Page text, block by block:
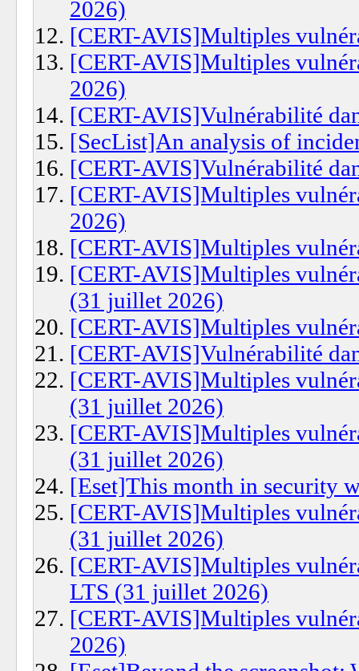
2026)
[CERT-AVIS]Multiples
[CERT-AVIS]Multiples
2026)
[CERT-AVIS]Vulnérabilité
[SecList]An analysis of
[CERT-AVIS]Vulnérabilité
[CERT-AVIS]Multiples
2026)
[CERT-AVIS]Multiples
[CERT-AVIS]Multiples
(31 juillet 2026)
[CERT-AVIS]Multiples
[CERT-AVIS]Vulnérabilité
[CERT-AVIS]Multiples
(31 juillet 2026)
[CERT-AVIS]Multiples
(31 juillet 2026)
[Eset]This month in security
[CERT-AVIS]Multiples
(31 juillet 2026)
[CERT-AVIS]Multiples
LTS (31 juillet 2026)
[CERT-AVIS]Multiples
2026)